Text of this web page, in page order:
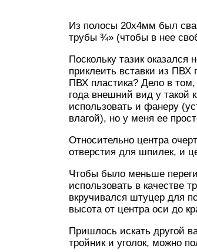
Из полосы 20х4мм был
трубы ¾» (чтобы в нее
Поскольку тазик
приклеить вставки из ПВХ
ПВХ пластика? Дело в том,
года внешний вид у такой
использовать и фанеру
влагой), но у меня ее
Относительно центра
отверстия для шпилек, и
Чтобы было меньше
использовать в качестве
вкручивался штуцер для
высота от центра оси до
Пришлось искать другой
тройник и уголок, можно